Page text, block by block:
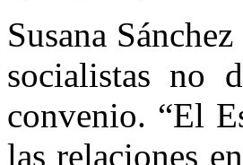
Susana
socialistas no
convenio. “El
las relaciones